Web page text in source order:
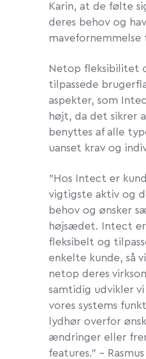
Karin, at de følte
deres behov og
mavefornemmelse
Netop fleksibilitet
tilpassede
aspekter, som
højt, da det sikrer
benyttes af alle
uanset krav og
”Hos Intect er
vigtigste aktiv og
behov og ønsker
højsædet. Intect
fleksibelt og
enkelte kunde, så
netop deres
samtidig udvikler
vores systems
lydhør overfor
ændringer eller
features.” -